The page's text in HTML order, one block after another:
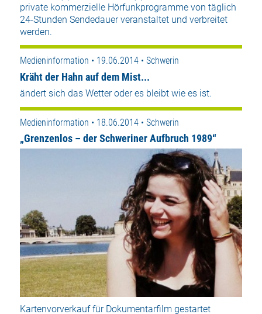
private kommerzielle Hörfunkprogramme von täglich
24-Stunden Sendedauer veranstaltet und verbreitet
werden.
Medieninformation • 19.06.2014 • Schwerin
Kräht der Hahn auf dem Mist...
ändert sich das Wetter oder es bleibt wie es ist.
Medieninformation • 18.06.2014 • Schwerin
„Grenzenlos – der Schweriner Aufbruch 1989“
Kartenvorverkauf für Dokumentarfilm gestartet